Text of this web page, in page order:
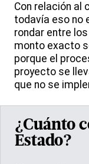
Con relación al
todavía eso no
rondar entre los
monto exacto
porque el
proyecto se
que no se
¿Cuánto
Estado?